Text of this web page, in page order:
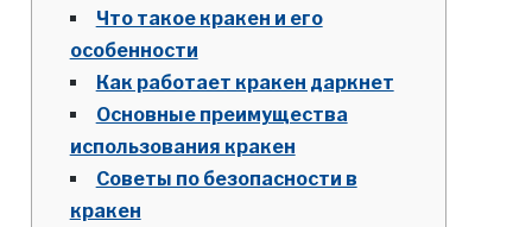
Что такое кракен и его
особенности
Как работает кракен даркнет
Основные преимущества
использования кракен
Советы по безопасности в
кракен